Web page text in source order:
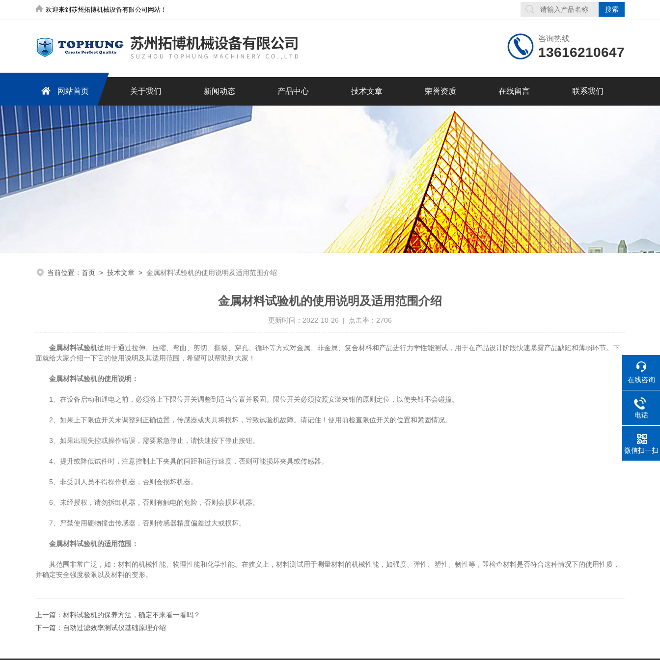
欢迎来到苏州拓博机械设备有限公司网站！
咨询热线
13616210647
网站首页 关于我们 新闻动态 产品中心 技术文章 荣誉资质 在线留言 联系我们
当前位置： 首页 > 技术文章 > 金属材料试验机的使用说明及适用范围介绍
金属材料试验机的使用说明及适用范围介绍
更新时间：2022-10-26 | 点击率：2706
金属材料试验机适用于通过拉伸、压缩、弯曲、剪切、撕裂、穿孔、循环等方式对金属、非金属、复合材料和产品进行力学性能测试，用于在产品设计阶段快速暴露产品缺陷和薄弱环节。下
面就给大家介绍一下它的使用说明及其适用范围，希望可以帮助到大家！
金属材料试验机的使用说明：
1、在设备启动和通电之前，必须将上下限位开关调整到适当位置并紧固。限位开关必须按照安装夹钳的原则定位，以使夹钳不会碰撞。
2、如果上下限位开关未调整到正确位置，传感器或夹具将损坏，导致试验机故障。请记住！使用前检查限位开关的位置和紧固情况。
3、如果出现失控或操作错误，需要紧急停止，请快速按下停止按钮。
4、提升或降低试件时，注意控制上下夹具的间距和运行速度，否则可能损坏夹具或传感器。
5、非受训人员不得操作机器，否则会损坏机器。
6、未经授权，请勿拆卸机器，否则有触电的危险，否则会损坏机器。
7、严禁使用硬物撞击传感器，否则传感器精度偏差过大或损坏。
金属材料试验机的适用范围：
其范围非常广泛，如：材料的机械性能、物理性能和化学性能。在狭义上，材料测试用于测量材料的机械性能，如强度、弹性、塑性、韧性等，即检查材料是否符合这种情况下的使用性质，
并确定安全强度极限以及材料的变形。
上一篇： 材料试验机的保养方法，确定不来看一看吗？
下一篇： 自动过滤效率测试仪基础原理介绍
在线咨询
电话
微信扫一扫